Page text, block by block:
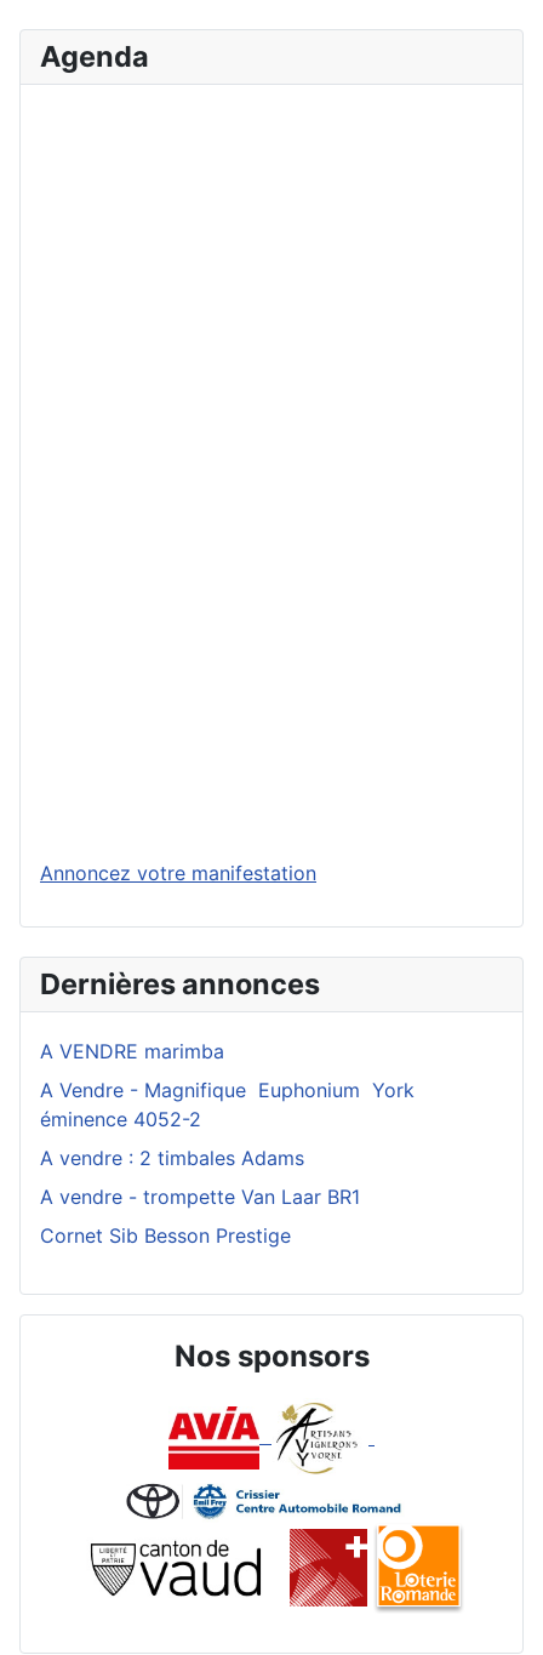
Agenda
Annoncez votre manifestation
Dernières annonces
A VENDRE marimba
A Vendre - Magnifique Euphonium York
éminence 4052-2
A vendre : 2 timbales Adams
A vendre - trompette Van Laar BR1
Cornet Sib Besson Prestige
Nos sponsors